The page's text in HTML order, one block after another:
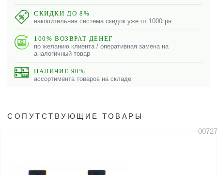
СКИДКИ ДО 8%
накопительная система скидок уже от 1000грн
100% ВОЗВРАТ ДЕНЕГ
по желанию клиента / оперативная замена на
аналогичный товар
НАЛИЧИЕ 90%
ассортимента товаров на складе
СОПУТСТВУЮЩИЕ ТОВАРЫ